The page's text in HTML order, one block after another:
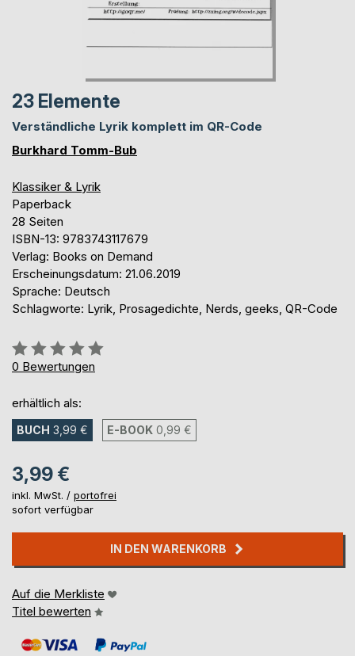
23 Elemente
Verständliche Lyrik komplett im QR-Code
Burkhard Tomm-Bub
Klassiker & Lyrik
Paperback
28 Seiten
ISBN-13: 9783743117679
Verlag: Books on Demand
Erscheinungsdatum: 21.06.2019
Sprache: Deutsch
Schlagworte: Lyrik, Prosagedichte, Nerds, geeks, QR-Code
Bewertung::
0%
0 Bewertungen
erhältlich als:
BUCH 3,99 € E-BOOK 0,99 €
3,99 €
inkl. MwSt. / portofrei
sofort verfügbar
IN DEN WARENKORB
Auf die Merkliste
Titel bewerten